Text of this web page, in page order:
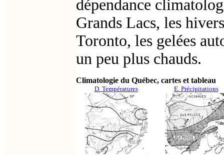
dépendance
Grands Lacs, les
Toronto, les gelées
un peu plus chauds.
Climatologie du Québec, cartes et tableau
D. Températures E. Précipitations